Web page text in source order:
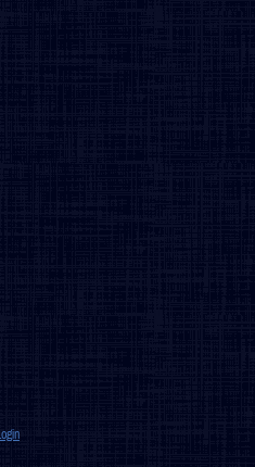
Login